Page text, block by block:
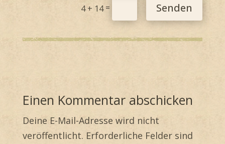
4 + 14= Senden
Einen Kommentar abschicken
Deine E-Mail-Adresse wird nicht
veröffentlicht. Erforderliche Felder sind